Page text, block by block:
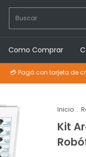
Como Comprar
con tarjeta de crédito o
Inicio .
Kit